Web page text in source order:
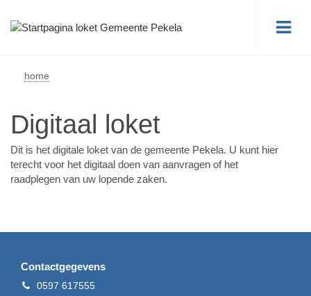
home
Digitaal loket
Dit is het digitale loket van de gemeente Pekela. U kunt hier
terecht voor het digitaal doen van aanvragen of het
raadplegen van uw lopende zaken.
Contactgegevens
Telefoon
0597 617555